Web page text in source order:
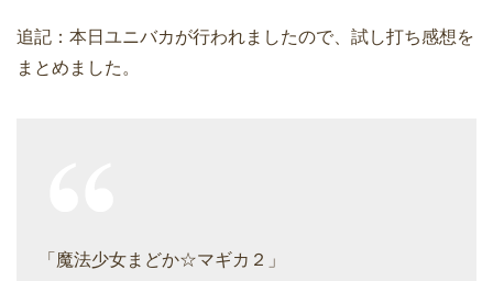
追記：本日ユニバカが行われましたので、試し打ち感想を
まとめました。
「魔法少女まどか☆マギカ２」